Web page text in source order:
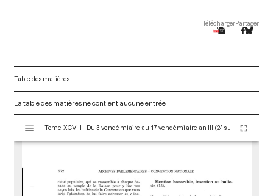
TéléchargerPartager
Table des matières
La table des matières ne contient aucune entrée.
s